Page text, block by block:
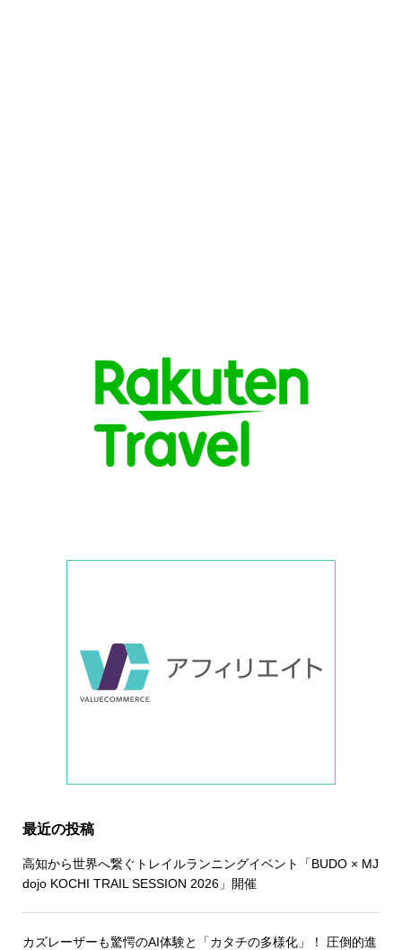
最近の投稿
高知から世界へ繋ぐトレイルランニングイベント「BUDO × MJ
dojo KOCHI TRAIL SESSION 2026」開催
カズレーザーも驚愕のAI体験と「カタチの多様化」！ 圧倒的進